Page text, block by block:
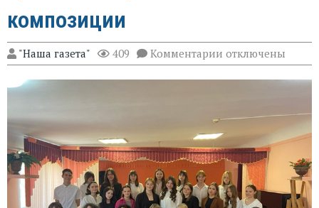
композиции
"Наша газета" 409 Комментарии к
записи
В
искусств
города
Зверево
прошел
экзамен
по
композиции
отключены